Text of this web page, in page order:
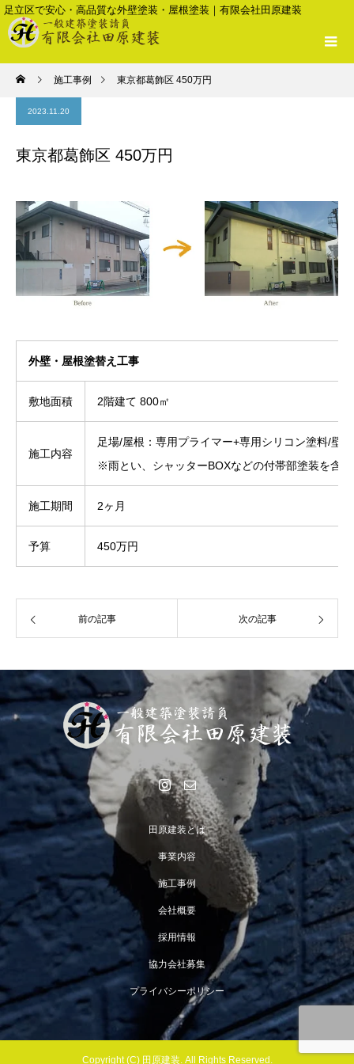
足立区で安心・高品質な外壁塗装・屋根塗装｜有限会社田原建装
施工事例 東京都葛飾区 450万円
2023.11.20
東京都葛飾区 450万円
外壁・屋根塗替え工事
敷地面積 2階建て 800㎡
施工内容
足場/屋根：専用プライマー+専用シリコン塗料/壁
※雨とい、シャッターBOXなどの付帯部塗装を含む
施工期間 2ヶ月
予算 450万円
前の記事 次の記事
田原建装とは
事業内容
施工事例
会社概要
採用情報
協力会社募集
プライバシーポリシー
Copyright (C) 田原建装. All Rights Reserved.
協力会社募集